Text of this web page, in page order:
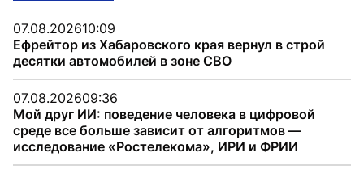
07.08.202610:09
Ефрейтор из Хабаровского края вернул в строй
десятки автомобилей в зоне СВО
07.08.202609:36
Мой друг ИИ: поведение человека в цифровой
среде все больше зависит от алгоритмов —
исследование «Ростелекома», ИРИ и ФРИИ